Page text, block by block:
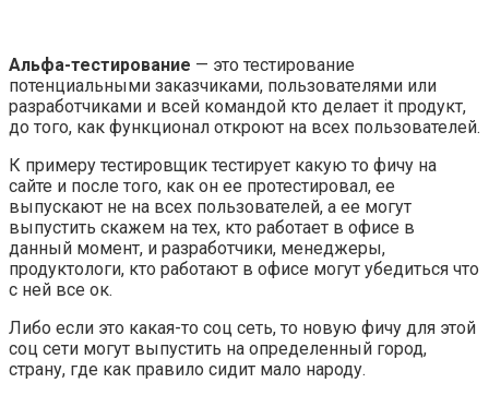
Альфа-тестирование — это тестирование
потенциальными заказчиками, пользователями или
разработчиками и всей командой кто делает it продукт,
до того, как функционал откроют на всех пользователей.
К примеру тестировщик тестирует какую то фичу на
сайте и после того, как он ее протестировал, ее
выпускают не на всех пользователей, а ее могут
выпустить скажем на тех, кто работает в офисе в
данный момент, и разработчики, менеджеры,
продуктологи, кто работают в офисе могут убедиться что
с ней все ок.
Либо если это какая-то соц сеть, то новую фичу для этой
соц сети могут выпустить на определенный город,
страну, где как правило сидит мало народу.